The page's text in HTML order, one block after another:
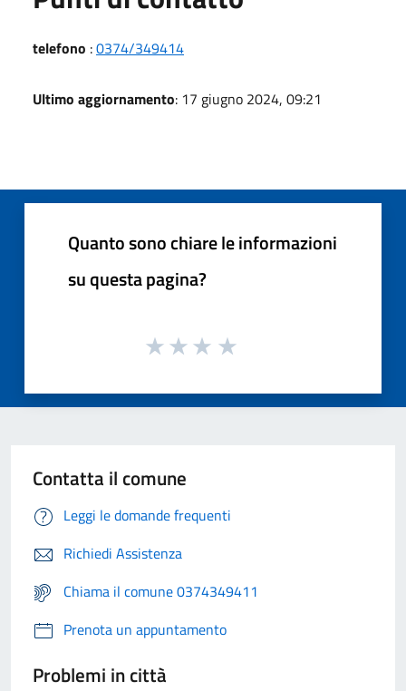
telefono :0374/349414
Ultimo aggiornamento: 17 giugno 2024, 09:21
Quanto sono chiare le informazioni
su questa pagina?
Contatta il comune
Leggi le domande frequenti
Richiedi Assistenza
Chiama il comune 0374349411
Prenota un appuntamento
Problemi in città